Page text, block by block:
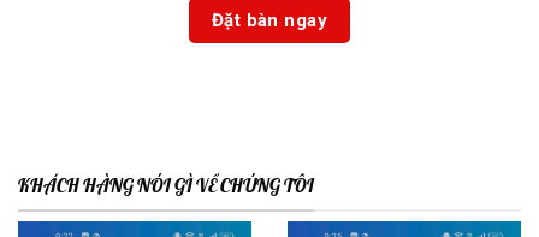
KHÁCH HÀNG NÓI GÌ VỀ CHÚNG TÔI